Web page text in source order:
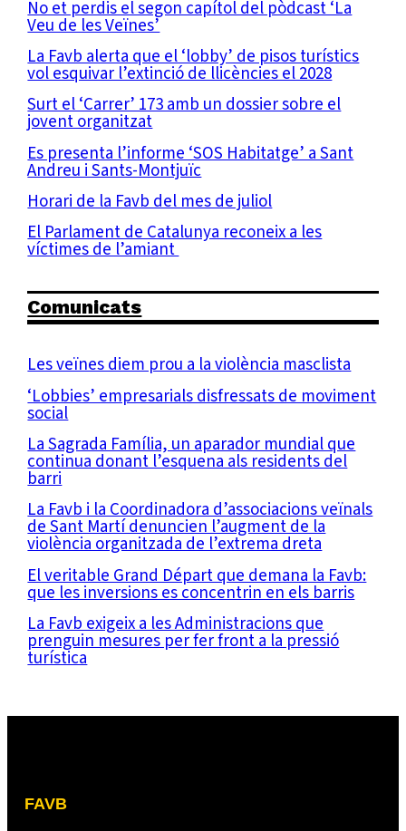
No et perdis el segon capítol del pòdcast ‘La
Veu de les Veïnes’
La Favb alerta que el ‘lobby’ de pisos turístics
vol esquivar l’extinció de llicències el 2028
Surt el ‘Carrer’ 173 amb un dossier sobre el
jovent organitzat
Es presenta l’informe ‘SOS Habitatge’ a Sant
Andreu i Sants-Montjuïc
Horari de la Favb del mes de juliol
El Parlament de Catalunya reconeix a les
víctimes de l’amiant
Comunicats
Les veïnes diem prou a la violència masclista
‘Lobbies’ empresarials disfressats de moviment
social
La Sagrada Família, un aparador mundial que
continua donant l’esquena als residents del
barri
La Favb i la Coordinadora d’associacions veïnals
de Sant Martí denuncien l’augment de la
violència organitzada de l’extrema dreta
El veritable Grand Départ que demana la Favb:
que les inversions es concentrin en els barris
La Favb exigeix a les Administracions que
prenguin mesures per fer front a la pressió
turística
FAVB